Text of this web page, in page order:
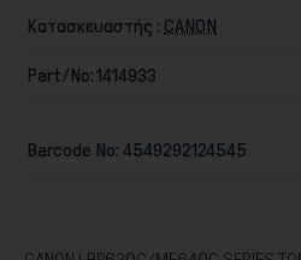
Κατασκευαστής : CANON
Part/No:1414933
Barcode No: 4549292124545